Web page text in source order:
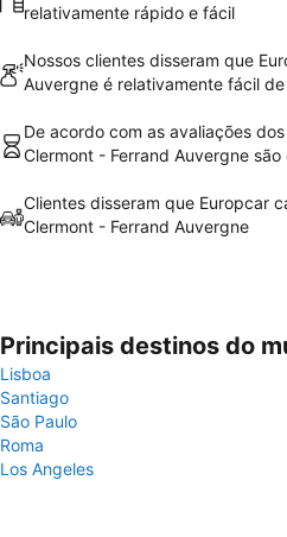
relativamente rápido e fácil
Nossos clientes disseram que
Auvergne é relativamente fácil
De acordo com as avaliações
Clermont - Ferrand Auvergne
Clientes disseram que Europcar
Clermont - Ferrand Auvergne
Principais destinos do
Lisboa
Santiago
São Paulo
Roma
Los Angeles